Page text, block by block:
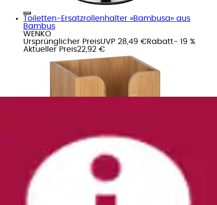
Toiletten-Ersatzrollenhalter »Bambusa« aus
Bambus
WENKO
Ursprünglicher PreisUVP 28,49 €Rabatt- 19 %
Aktueller Preis22,92 €